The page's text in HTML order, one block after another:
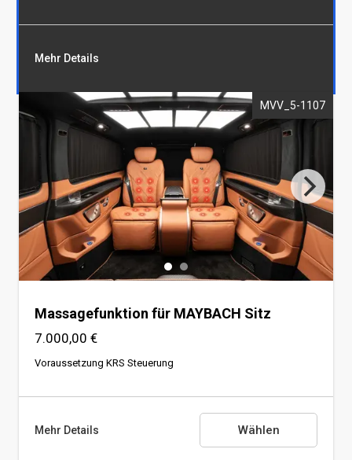
Sitzbelüftung für MAYBACH Sitz
Voraussetzung perforiertes Leder
Mehr Details
MVV_5-1107
Massagefunktion für MAYBACH Sitz
7.000,00 €
Voraussetzung KRS Steuerung
Mehr Details Wählen